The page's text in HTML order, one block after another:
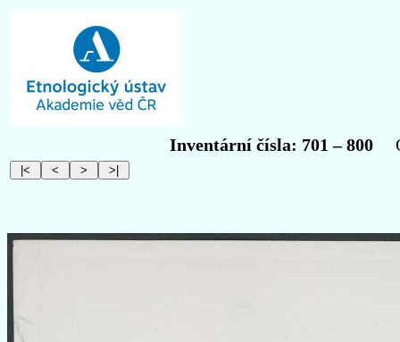
Inventární čísla: 701 – 800